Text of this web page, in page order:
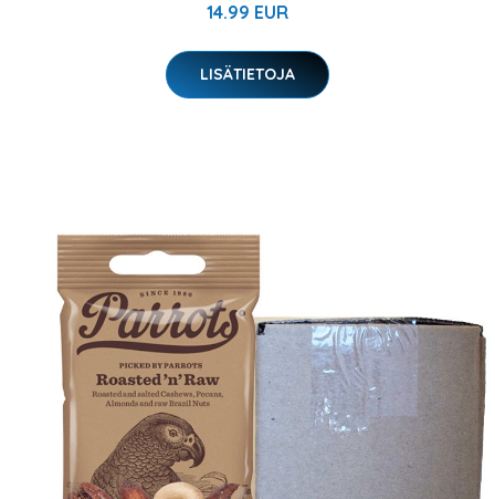
14.99 EUR
LISÄTIETOJA